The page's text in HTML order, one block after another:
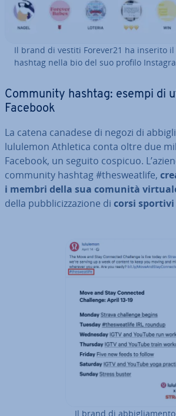
Il brand di vestiti Forever21 ha inserito
hashtag nella bio del suo profilo
Community hashtag: esempi di
Facebook
La catena canadese di negozi di
lululemon Athletica conta oltre due
Facebook, un seguito cospicuo.
community hashtag #the­swea­tli­fe,
i membri della sua comunità
della pub­bli­ciz­za­zio­ne di corsi
Il brand di ab­bi­glia­men­to